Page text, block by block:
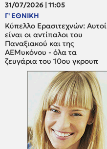
31/07/2026 | 11:05
Γ' ΕΘΝΙΚΗ
Κύπελλο Ερασιτεχνών: Αυτοί
είναι οι αντίπαλοι του
Παναξιακού και της
ΑΕΜυκόνου - όλα τα
ζευγάρια του 10ου γκρουπ